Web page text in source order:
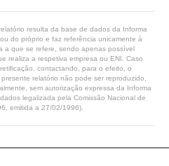
resulta da base de dados da Informa
do próprio e faz referência unicamente à
a que se refere, sendo apenas possível
realiza a respetiva empresa ou ENI. Caso
contactando, para o efeito, o
relatório não pode ser reproduzido,
sem autorização expressa da Informa
legalizada pela Comissão Nacional de
emitida a 27/02/1996).